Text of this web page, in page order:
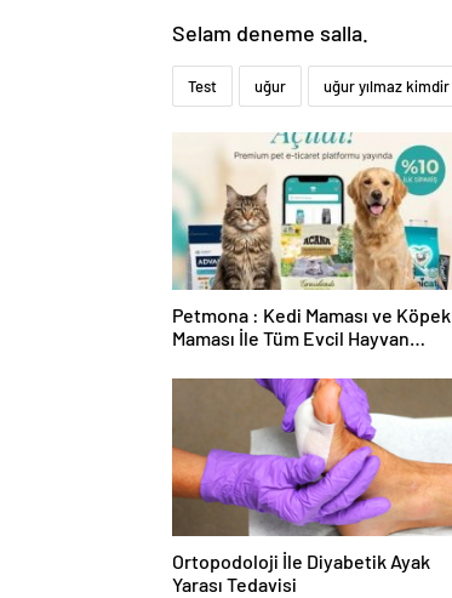
Selam deneme salla.
Test uğur uğur yılmaz kimdir
Petmona : Kedi Maması ve Köpek
Maması İle Tüm Evcil Hayvan
Ortopodoloji İle Diyabetik Ayak
Yarası Tedavisi